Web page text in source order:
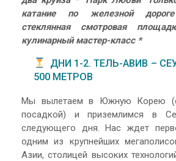
катание по железной
стеклянная смотровая
кулинарный мастер-класс *
ДНИ 1-2. ТЕЛЬ-АВИВ –
500 МЕТРОВ
Мы вылетаем в Южную Корею (с
посадкой) и приземлимся в
следующего дня. Нас ждет
одним из крупнейших
Азии, столицей высоких